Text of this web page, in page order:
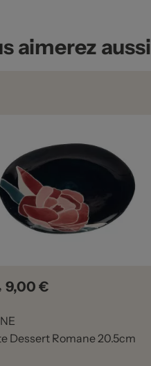
aimerez aussi
Prix
9,00 €
Dessert Romane 20.5cm